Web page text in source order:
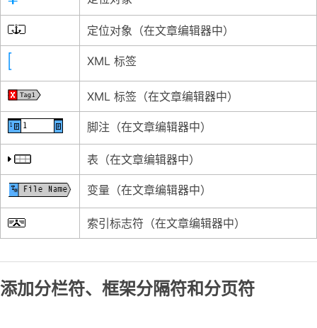
定位对象（在文章编辑器中）
XML 标签
XML 标签（在文章编辑器中）
脚注（在文章编辑器中）
表（在文章编辑器中）
变量（在文章编辑器中）
索引标志符（在文章编辑器中）
添加分栏符、框架分隔符和分页符